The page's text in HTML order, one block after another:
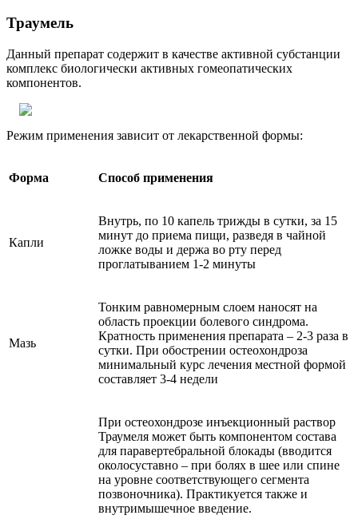
Траумель
Данный препарат содержит в качестве активной субстанции
комплекс биологически активных гомеопатических
компонентов.
Режим применения зависит от лекарственной формы:
Форма Способ применения
Капли
Внутрь, по 10 капель трижды в сутки, за 15
минут до приема пищи, разведя в чайной
ложке воды и держа во рту перед
проглатыванием 1-2 минуты
Мазь
Тонким равномерным слоем наносят на
область проекции болевого синдрома.
Кратность применения препарата – 2-3 раза в
сутки. При обострении остеохондроза
минимальный курс лечения местной формой
составляет 3-4 недели
При остеохондрозе инъекционный раствор
Траумеля может быть компонентом состава
для паравертебральной блокады (вводится
околосуставно – при болях в шее или спине
на уровне соответствующего сегмента
позвоночника). Практикуется также и
внутримышечное введение.